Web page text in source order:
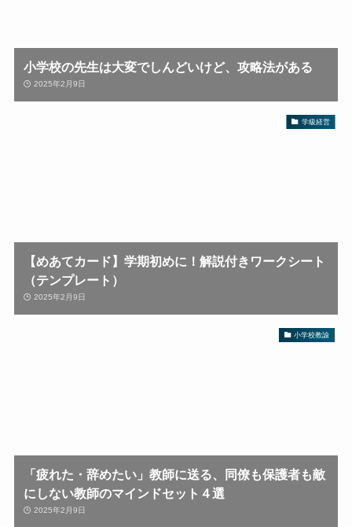
小学校の先生は大変でしんどいけど、攻略法がある
2025年2月9日
学級経営
【めあてカード】学期初めに！解説付きワークシート
（テンプレート）
2025年2月9日
小学校教諭
「疲れた・辞めたい」教師に送る、同僚も保護者も敵
にしない教師のマインドセット４選
2025年2月9日